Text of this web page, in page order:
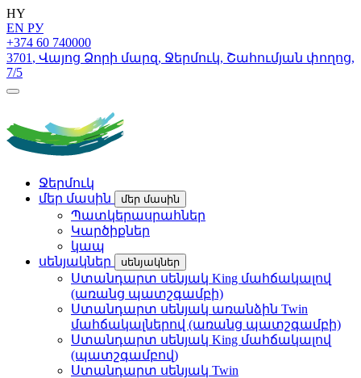
HY
EN РУ
+374 60 740000
3701 , Վայոց Ձորի մարզ, Ջերմուկ, Շահումյան փողոց,
7/5
Ջերմուկ
մեր մասին
մեր մասին
Պատկերասրահներ
Կարծիքներ
կապ
սենյակներ
սենյակներ
Ստանդարտ սենյակ King մահճակալով
(առանց պատշգամբի)
Ստանդարտ սենյակ առանձին Twin
մահճակալներով (առանց պատշգամբի)
Ստանդարտ սենյակ King մահճակալով
(պատշգամբով)
Ստանդարտ սենյակ Twin